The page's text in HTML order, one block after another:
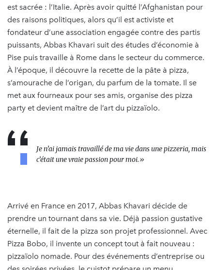
est sacrée : l’Italie. Après avoir quitté l’Afghanistan pour
des raisons politiques, alors qu’il est activiste et
fondateur d’une association engagée contre des partis
puissants, Abbas Khavari suit des études d’économie à
Pise puis travaille à Rome dans le secteur du commerce.
À l’époque, il découvre la recette de la pâte à pizza,
s’amourache de l’origan, du parfum de la tomate. Il se
met aux fourneaux pour ses amis, organise des pizza
party et devient maître de l’art du pizzaïolo.
Je n’ai jamais travaillé de ma vie dans une pizzeria, mais
c’était une vraie passion pour moi.»
Arrivé en France en 2017, Abbas Khavari décide de
prendre un tournant dans sa vie. Déjà passion gustative
éternelle, il fait de la pizza son projet professionnel. Avec
Pizza Bobo, il invente un concept tout à fait nouveau :
pizzaïolo nomade. Pour des événements d’entreprise ou